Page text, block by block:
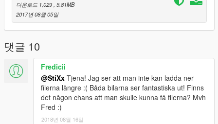
1. Locate where you've installed the original car files.
2. After you've located them, open the .ytd file of which ever
car you're adding the texture to (BE SURE YOU ARE IN EDIT
MODE)
and click the plus sign in the top left hand corner which says
"Import". Locate where you've put the textures in the select it.
It will show you import options, be sure "Automatically generate
MipMap levels" is ticked in. Then click "Ok".
3. Don't close the ytd. file just yet! When you've imported the
texture, click "Save" otherwise no changes will be made.
다운로드 1,029, 5.81MB
2017년 08월 05일
댓글 10
Fredicii
@StiXx Tjena! Jag ser att man inte kan ladda ner
filerna längre :( Båda bilarna ser fantastiska ut! Finns
det någon chans att man skulle kunna få filerna? Mvh
Fred :)
2018년 08월 16일